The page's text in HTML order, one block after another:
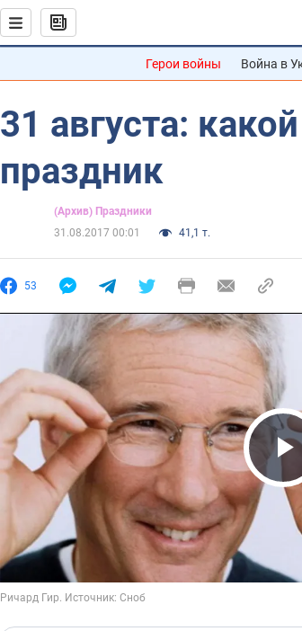
Герои войны Война в
31 августа:
праздник
(Архив) Праздники
31.08.2017 00:01
41,1 т.
53